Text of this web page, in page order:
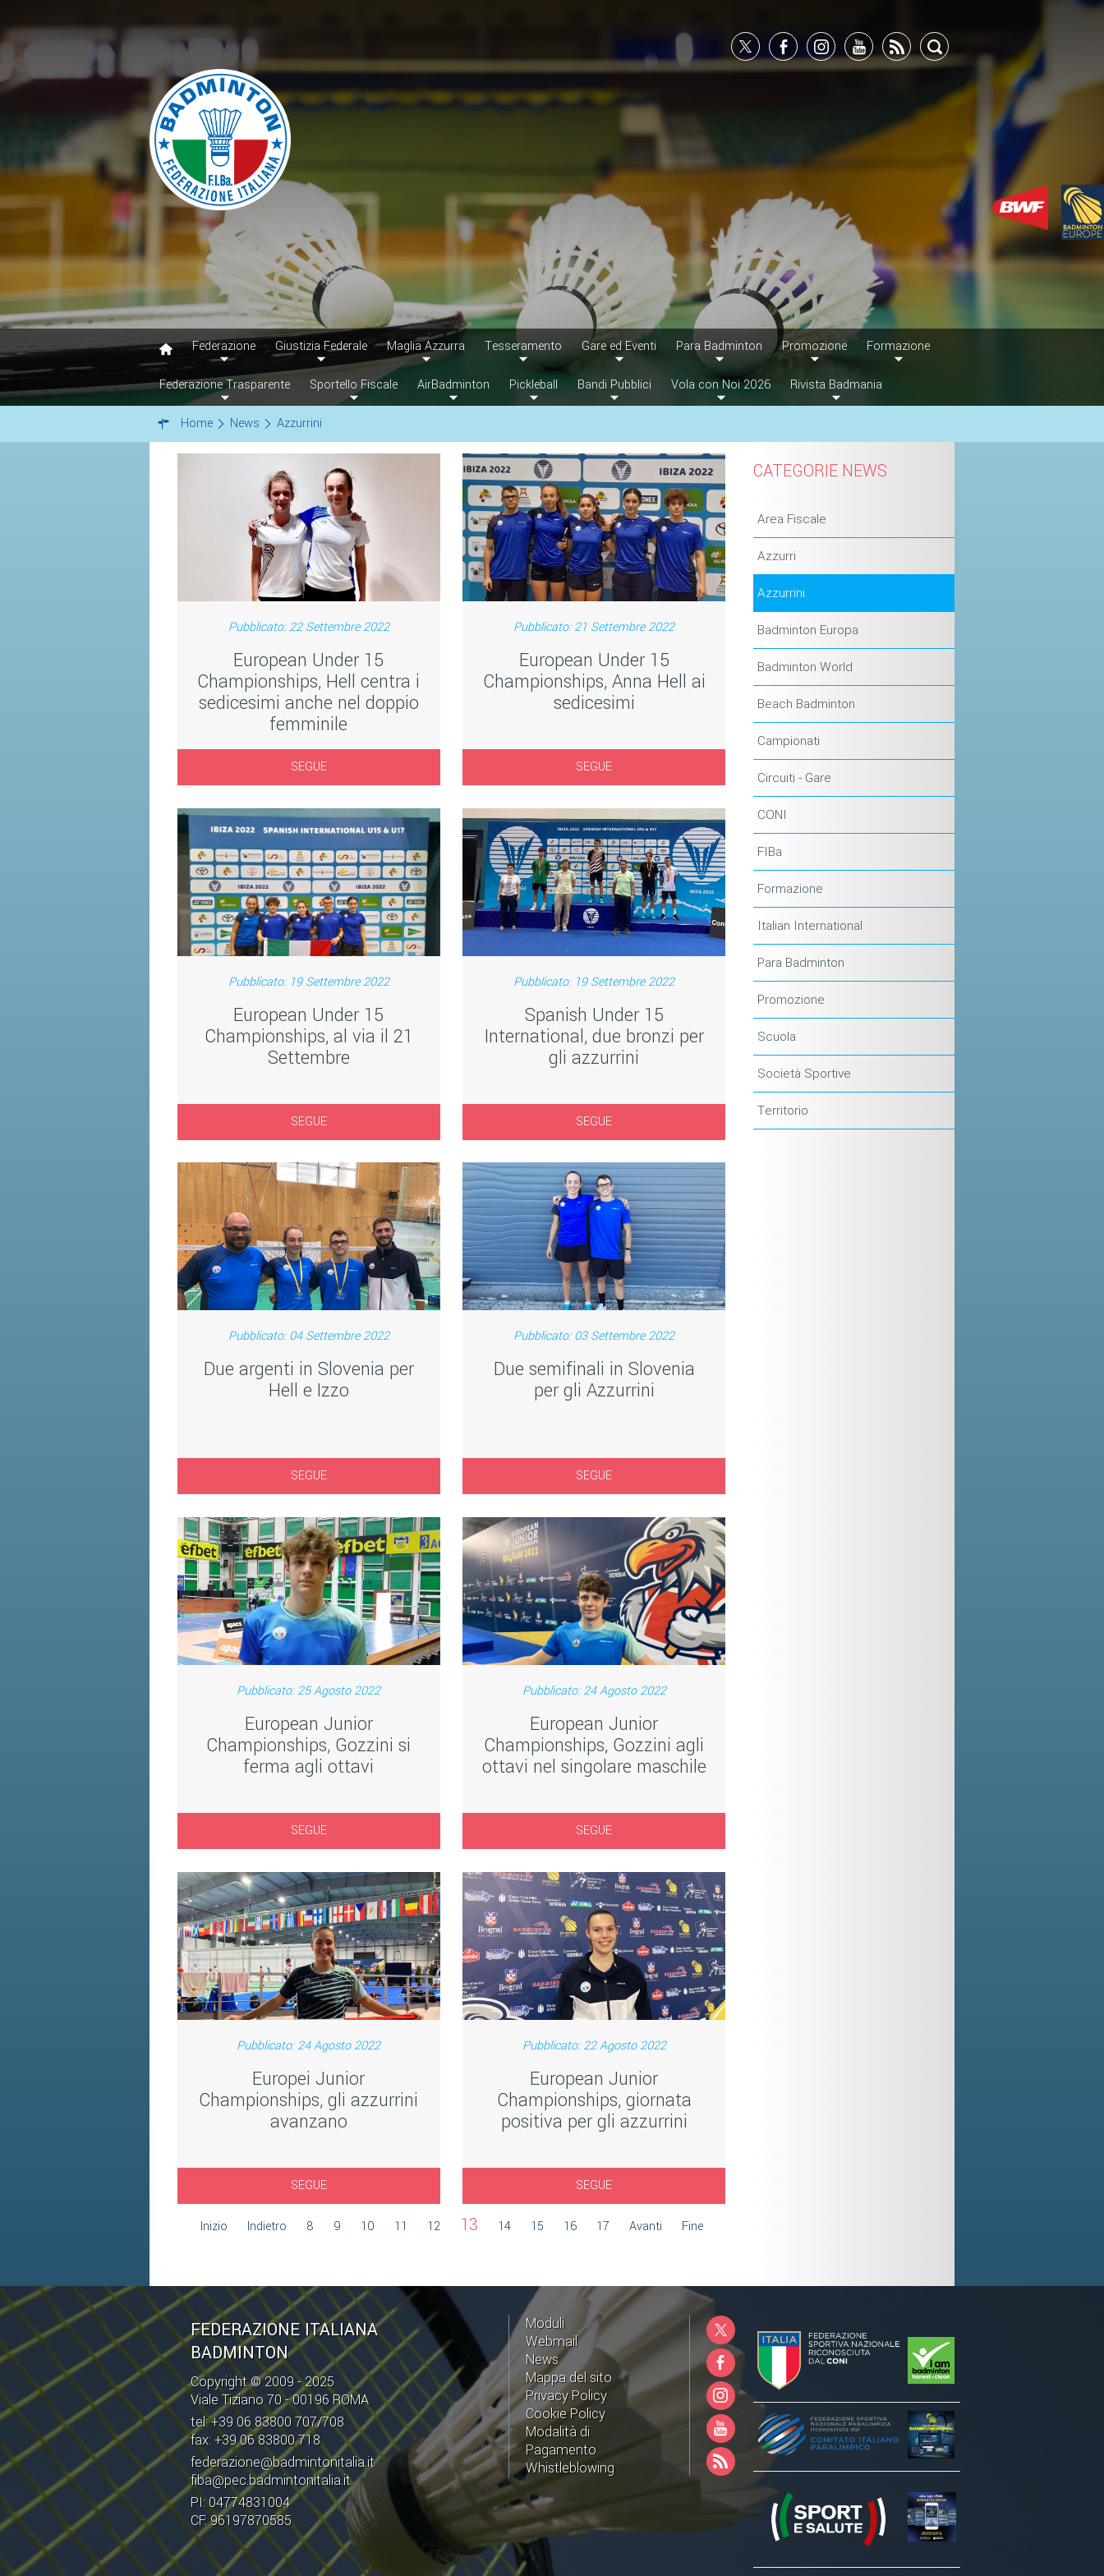
Federazione Giustizia Federale Maglia Azzurra Tesseramento Gare ed Eventi Para Badminton Promozione Formazione
Federazione Trasparente Sportello Fiscale AirBadminton Pickleball Bandi Pubblici Vola con Noi 2026 Rivista Badmania
Home News Azzurrini
Pubblicato: 22 Settembre 2022
European Under 15
Championships, Hell centra i
sedicesimi anche nel doppio
femminile
SEGUE
Pubblicato: 21 Settembre 2022
European Under 15
Championships, Anna Hell ai
sedicesimi
SEGUE
Pubblicato: 19 Settembre 2022
European Under 15
Championships, al via il 21
Settembre
SEGUE
Pubblicato: 19 Settembre 2022
Spanish Under 15
International, due bronzi per
gli azzurrini
SEGUE
Pubblicato: 04 Settembre 2022
Due argenti in Slovenia per
Hell e Izzo
SEGUE
Pubblicato: 03 Settembre 2022
Due semifinali in Slovenia
per gli Azzurrini
SEGUE
Pubblicato: 25 Agosto 2022
European Junior
Championships, Gozzini si
ferma agli ottavi
SEGUE
Pubblicato: 24 Agosto 2022
European Junior
Championships, Gozzini agli
ottavi nel singolare maschile
SEGUE
Pubblicato: 24 Agosto 2022
Europei Junior
Championships, gli azzurrini
avanzano
SEGUE
Pubblicato: 22 Agosto 2022
European Junior
Championships, giornata
positiva per gli azzurrini
SEGUE
Inizio Indietro 8 9 10 11 12 13 14 15 16 17 Avanti Fine
CATEGORIE NEWS
Area Fiscale
Azzurri
Azzurrini
Badminton Europa
Badminton World
Beach Badminton
Campionati
Circuiti - Gare
CONI
FIBa
Formazione
Italian International
Para Badminton
Promozione
Scuola
Società Sportive
Territorio
FEDERAZIONE ITALIANA
BADMINTON
Copyright © 2009 - 2025
Viale Tiziano 70 - 00196 ROMA
tel: +39 06 83800 707/708
fax: +39 06 83800 718
federazione@badmintonitalia.it
fiba@pec.badmintonitalia.it
PI: 04774831004
CF: 96197870585
Moduli
Webmail
News
Mappa del sito
Privacy Policy
Cookie Policy
Modalità di
Pagamento
Whistleblowing